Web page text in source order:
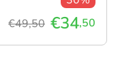
€49,50 €34,50